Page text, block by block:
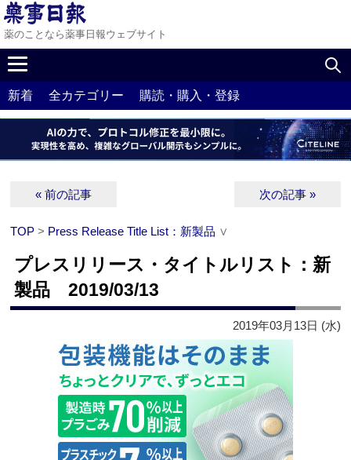
薬のことなら薬事日報ウェブサイト
新着 全カテゴリー 購読・購入・登録
« 前の記事 次の記事 »
TOP > Press Release Title List：新製品 ∨
プレスリリース・タイトルリスト：新
製品 2019/03/13
2019年03月13日 (水)